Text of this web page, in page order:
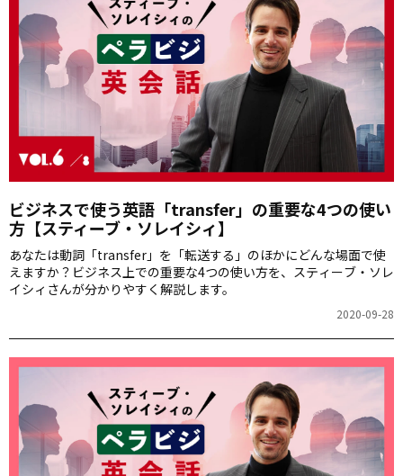
ビジネスで使う英語「transfer」の重要な4つの使い
方【スティーブ・ソレイシィ】
あなたは動詞「transfer」を「転送する」のほかにどんな場面で使
えますか？ビジネス上での重要な4つの使い方を、スティーブ・ソレ
イシィさんが分かりやすく解説します。
2020-09-28